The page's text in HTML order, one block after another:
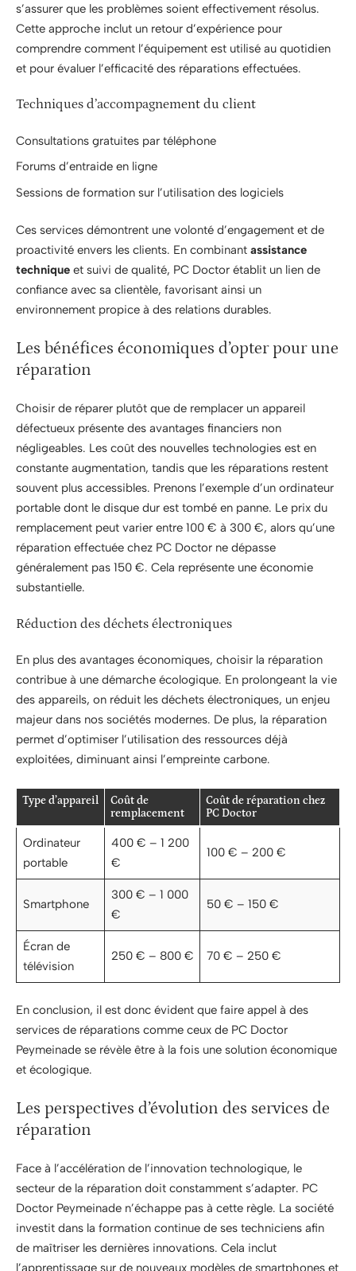
s’assurer que les problèmes soient effectivement résolus.
Cette approche inclut un retour d’expérience pour
comprendre comment l’équipement est utilisé au quotidien
et pour évaluer l’efficacité des réparations effectuées.
Techniques d’accompagnement du client
Consultations gratuites par téléphone
Forums d’entraide en ligne
Sessions de formation sur l’utilisation des logiciels
Ces services démontrent une volonté d’engagement et de
proactivité envers les clients. En combinant assistance
technique et suivi de qualité, PC Doctor établit un lien de
confiance avec sa clientèle, favorisant ainsi un
environnement propice à des relations durables.
Les bénéfices économiques d’opter pour une
réparation
Choisir de réparer plutôt que de remplacer un appareil
défectueux présente des avantages financiers non
négligeables. Les coût des nouvelles technologies est en
constante augmentation, tandis que les réparations restent
souvent plus accessibles. Prenons l’exemple d’un ordinateur
portable dont le disque dur est tombé en panne. Le prix du
remplacement peut varier entre 100 € à 300 €, alors qu’une
réparation effectuée chez PC Doctor ne dépasse
généralement pas 150 €. Cela représente une économie
substantielle.
Réduction des déchets électroniques
En plus des avantages économiques, choisir la réparation
contribue à une démarche écologique. En prolongeant la vie
des appareils, on réduit les déchets électroniques, un enjeu
majeur dans nos sociétés modernes. De plus, la réparation
permet d’optimiser l’utilisation des ressources déjà
exploitées, diminuant ainsi l’empreinte carbone.
Type d’appareil
Coût de
remplacement
Coût de réparation chez
PC Doctor
Ordinateur
portable
400 € – 1 200
€
100 € – 200 €
Smartphone
300 € – 1 000
€
50 € – 150 €
Écran de
télévision
250 € – 800 € 70 € – 250 €
En conclusion, il est donc évident que faire appel à des
services de réparations comme ceux de PC Doctor
Peymeinade se révèle être à la fois une solution économique
et écologique.
Les perspectives d’évolution des services de
réparation
Face à l’accélération de l’innovation technologique, le
secteur de la réparation doit constamment s’adapter. PC
Doctor Peymeinade n’échappe pas à cette règle. La société
investit dans la formation continue de ses techniciens afin
de maîtriser les dernières innovations. Cela inclut
l’apprentissage sur de nouveaux modèles de smartphones et